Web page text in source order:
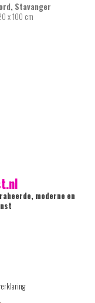
Stavanger
x 100 cm
moderne en